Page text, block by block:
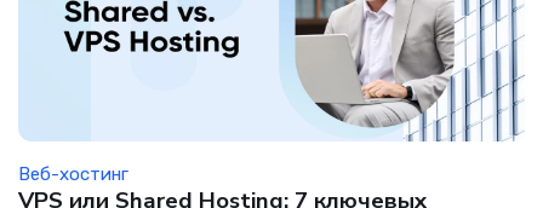
Веб-хостинг
VPS или Shared Hosting: 7 ключевых